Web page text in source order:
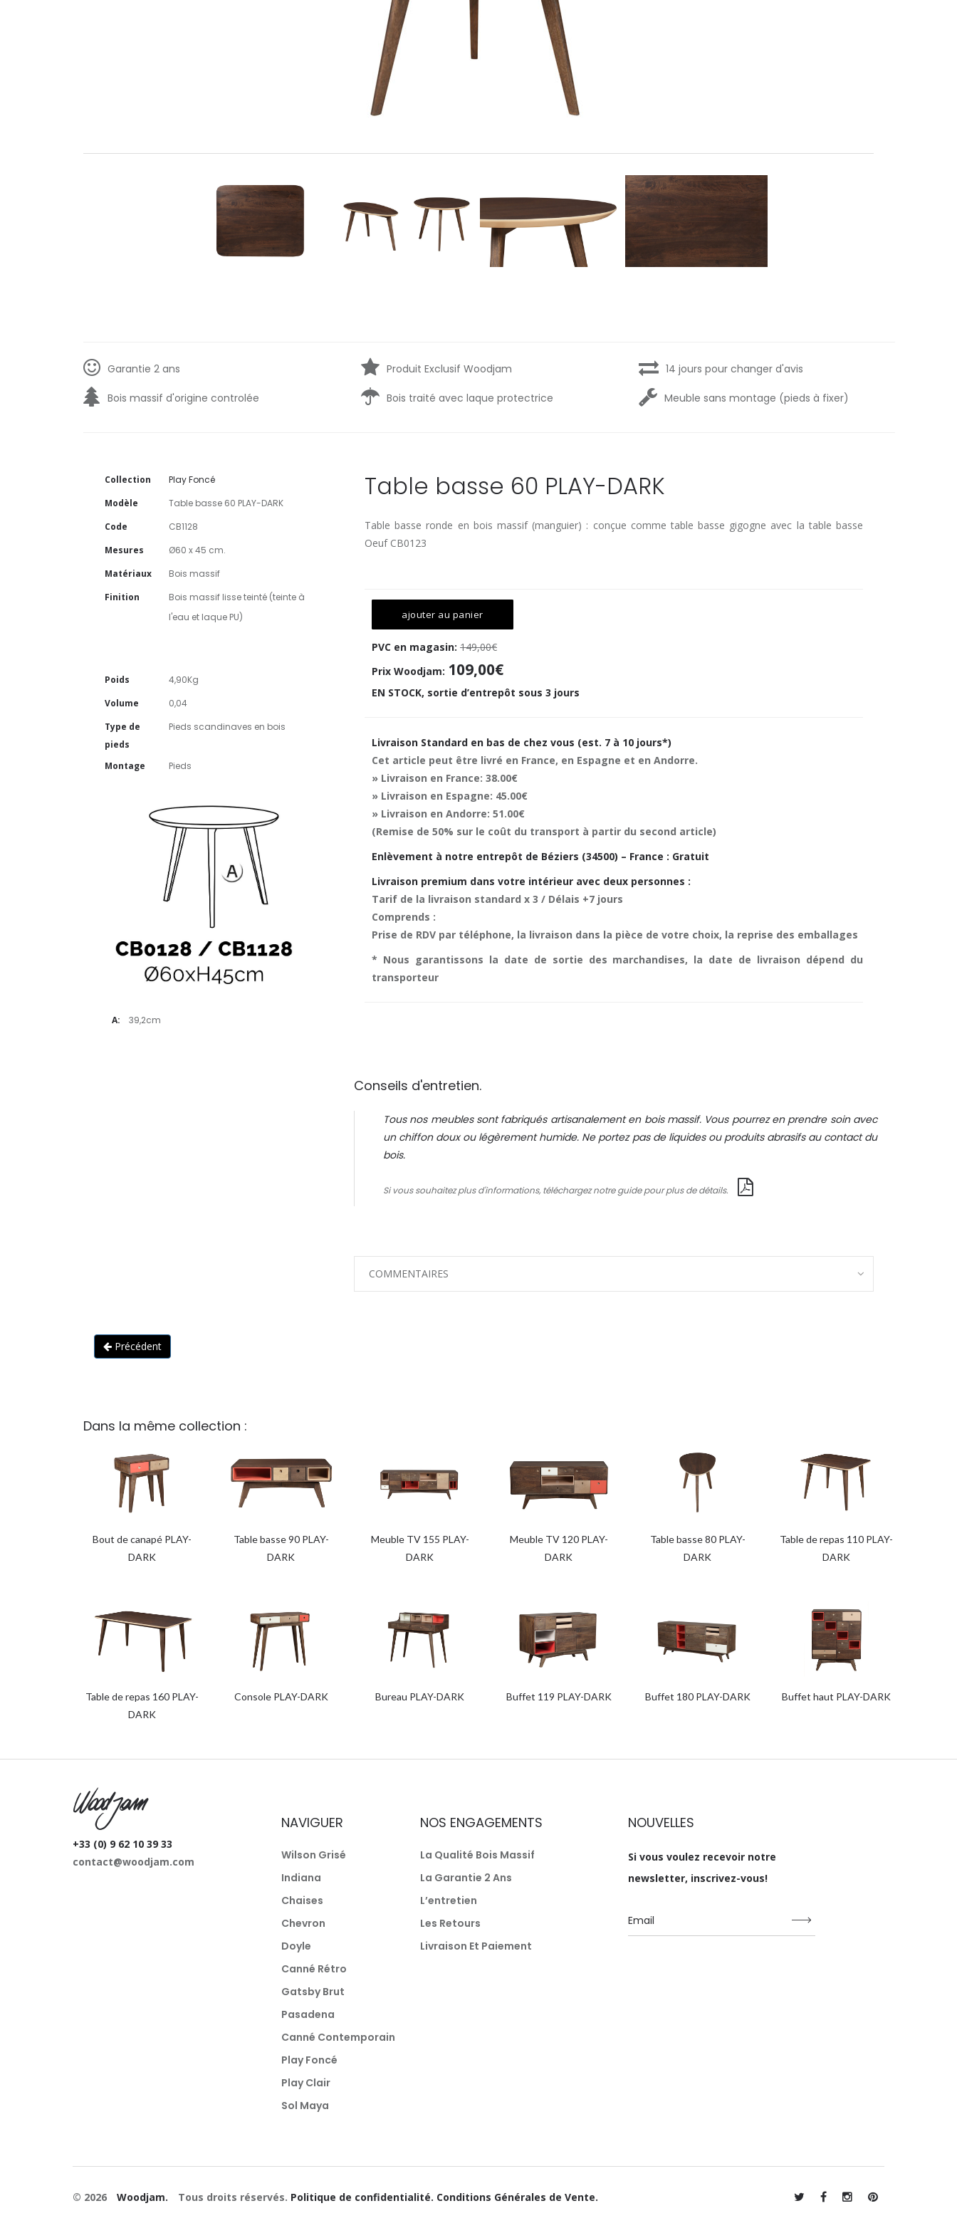
Garantie 2 ans Produit Exclusif Woodjam 14 jours pour changer d'avis
Bois massif d'origine controlée Bois traité avec laque protectrice Meuble sans montage (pieds à fixer)
Collection
Play Foncé
Modèle
Table basse 60 PLAY-DARK
Code
CB1128
Mesures
Ø60 x 45 cm.
Matériaux
Bois massif
Finition
Bois massif lisse teinté (teinte à
l'eau et laque PU)
Poids
4,90Kg
Volume
0,04
Type de
pieds
Pieds scandinaves en bois
Montage Pieds
A: 39,2cm
Table basse 60 PLAY-DARK
Table basse ronde en bois massif (manguier) : conçue comme table basse gigogne avec la table basse
Oeuf CB0123
ajouter au panier
PVC en magasin: 149,00€
Prix Woodjam: 109,00€
EN STOCK, sortie d’entrepôt sous 3 jours
Livraison Standard en bas de chez vous (est. 7 à 10 jours*)
Cet article peut être livré en France, en Espagne et en Andorre.
» Livraison en France: 38.00€
» Livraison en Espagne: 45.00€
» Livraison en Andorre: 51.00€
(Remise de 50% sur le coût du transport à partir du second article)
Enlèvement à notre entrepôt de Béziers (34500) – France : Gratuit
Livraison premium dans votre intérieur avec deux personnes :
Tarif de la livraison standard x 3 / Délais +7 jours
Comprends :
Prise de RDV par téléphone, la livraison dans la pièce de votre choix, la reprise des emballages
* Nous garantissons la date de sortie des marchandises, la date de livraison dépend du
transporteur
Conseils d'entretien.
Tous nos meubles sont fabriqués artisanalement en bois massif. Vous pourrez en prendre soin avec
un chiffon doux ou légèrement humide. Ne portez pas de liquides ou produits abrasifs au contact du
bois.
Si vous souhaitez plus d'informations, téléchargez notre guide pour plus de détails.
COMMENTAIRES
Précédent
Dans la même collection :
Bout de canapé PLAY-
DARK
Table basse 90 PLAY-
DARK
Meuble TV 155 PLAY-
DARK
Meuble TV 120 PLAY-
DARK
Table basse 80 PLAY-
DARK
Table de repas 110 PLAY-
DARK
Table de repas 160 PLAY-
DARK
Console PLAY-DARK Bureau PLAY-DARK Buffet 119 PLAY-DARK Buffet 180 PLAY-DARK Buffet haut PLAY-DARK
W
+33 (0) 9 62 10 39 33
contact@woodjam.com
NAVIGUER
Wilson Grisé
Indiana
Chaises
Chevron
Doyle
Canné Rétro
Gatsby Brut
Pasadena
Canné Contemporain
Play Foncé
Play Clair
Sol Maya
NOS ENGAGEMENTS
La Qualité Bois Massif
La Garantie 2 Ans
L’entretien
Les Retours
Livraison Et Paiement
NOUVELLES
Si vous voulez recevoir notre
newsletter, inscrivez-vous!
© 2026 Woodjam. Tous droits réservés. Politique de confidentialité. Conditions Générales de Vente.